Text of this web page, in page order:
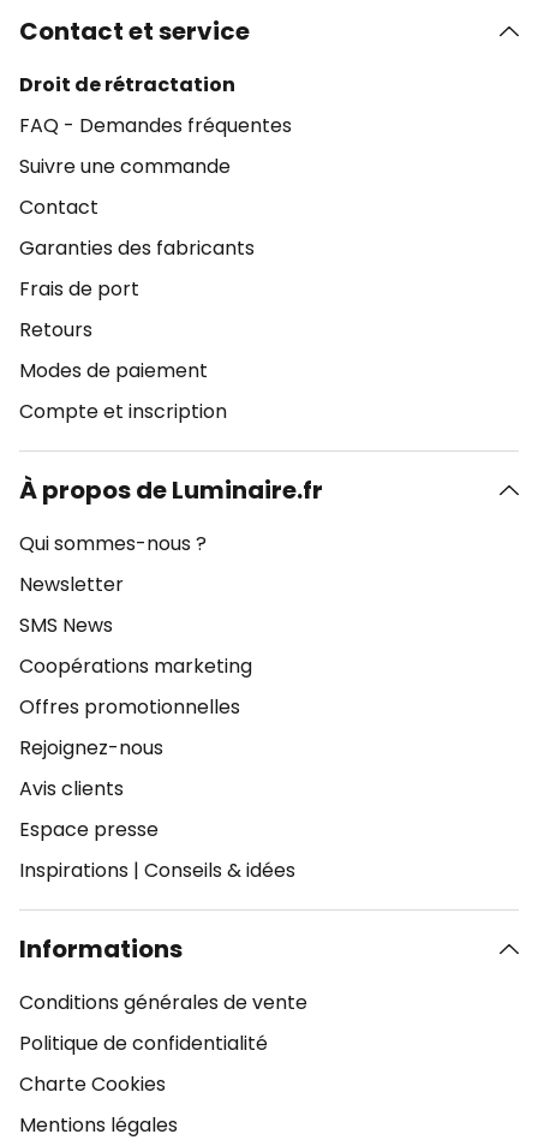
Contact et service
Droit de rétractation
FAQ - Demandes fréquentes
Suivre une commande
Contact
Garanties des fabricants
Frais de port
Retours
Modes de paiement
Compte et inscription
À propos de Luminaire.fr
Qui sommes-nous ?
Newsletter
SMS News
Coopérations marketing
Offres promotionnelles
Rejoignez-nous
Avis clients
Espace presse
Inspirations | Conseils & idées
Informations
Conditions générales de vente
Politique de confidentialité
Charte Cookies
Mentions légales